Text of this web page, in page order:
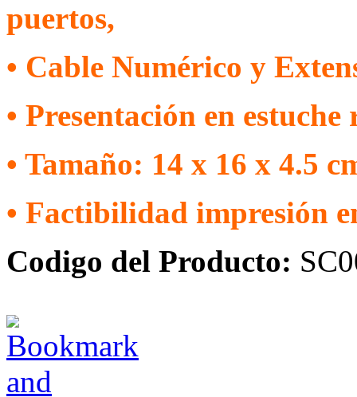
puertos,
• Cable Numérico y
• Presentación en
• Tamaño: 14 x 16 x 4.5
• Factibilidad impresión
Codigo del Producto: